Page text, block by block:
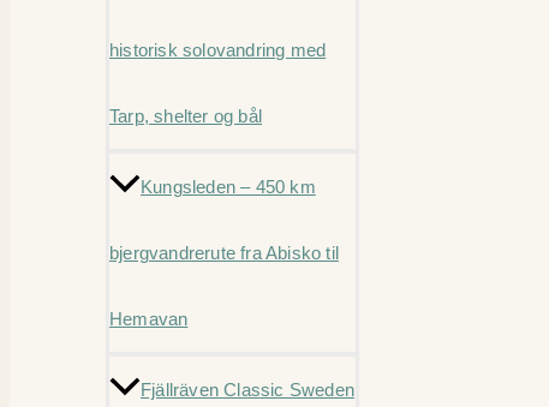
historisk solovandring med
Tarp, shelter og bål
Kungsleden – 450 km
bjergvandrerute fra Abisko til
Hemavan
Fjällräven Classic Sweden